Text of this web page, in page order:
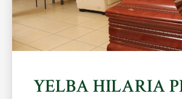
YELBA HILARIA